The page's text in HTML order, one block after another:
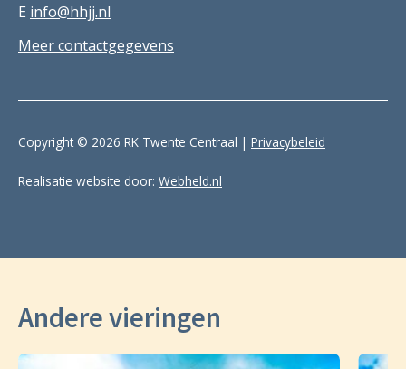
E info@hhjj.nl
Meer contactgegevens
Copyright © 2026 RK Twente Centraal | Privacybeleid
Realisatie website door: Webheld.nl
Andere vieringen